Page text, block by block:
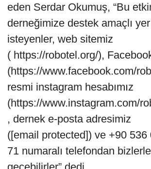
eden Serdar Okumuş, “Bu
derneğimize destek amaçlı
isteyenler, web sitemiz
( https://robotel.org/),
(https://www.facebook.com/
resmi instagram hesabımız
(https://www.instagram.com/
, dernek e-posta adresimiz
([email protected]) ve +90 536
71 numaralı telefondan